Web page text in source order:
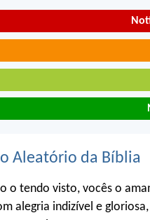
Aleatório da Bíblia
o tendo visto, vocês o
alegria indizível e